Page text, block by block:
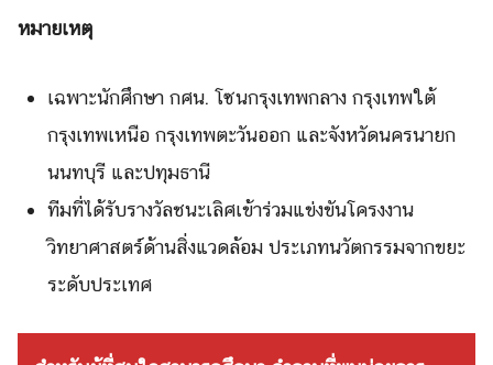
หมายเหตุ
เฉพาะนักศึกษา กศน. โซนกรุงเทพกลาง กรุงเทพใต้
กรุงเทพเหนือ กรุงเทพตะวันออก และจังหวัดนครนายก
นนทบุรี และปทุมธานี
ทีมที่ได้รับรางวัลชนะเลิศเข้าร่วมแข่งขันโครงงาน
วิทยาศาสตร์ด้านสิ่งแวดล้อม ประเภทนวัตกรรมจากขยะ
ระดับประเทศ